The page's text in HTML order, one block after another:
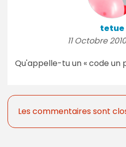
tetue
11 Octobre
Qu'appelle-tu un « code un
Les commentaires sont